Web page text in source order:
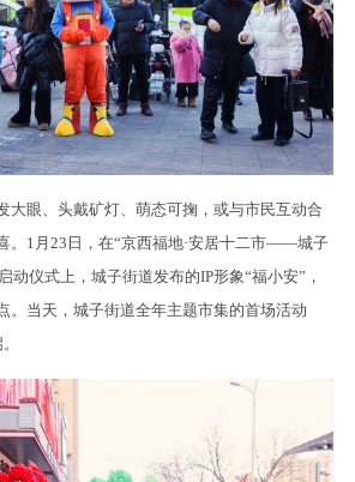
大眼、头戴矿灯、萌态可掬，或与市民互动合
。1月23日，在“京西福地·安居十二市——城子
动仪式上，城子街道发布的IP形象“福小安”，
。当天，城子街道全年主题市集的首场活动